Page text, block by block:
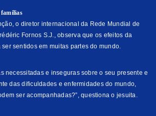
famílias
o diretor internacional da Rede Mundial de
Fornos S.J., observa que os efeitos da
sentidos em muitas partes do mundo.
necessitadas e inseguras sobre o seu presente e
das dificuldades e enfermidades do mundo,
ser acompanhadas?”, questiona o jesuita.